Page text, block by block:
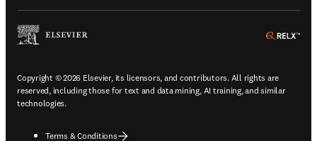
Copyright © 2026 Elsevier, its licensors, and contributors. All rights are
reserved, including those for text and data mining, AI training, and similar
technologies.
Terms & Conditions